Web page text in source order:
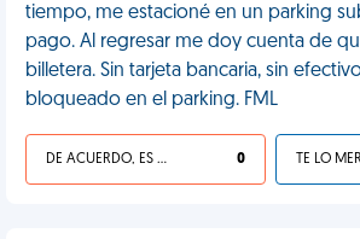
tiempo, me estacioné en un parking
pago. Al regresar me doy cuenta de
billetera. Sin tarjeta bancaria, sin
bloqueado en el parking. FML
DE ACUERDO, ES UNA VIDA HP 0 TE LO